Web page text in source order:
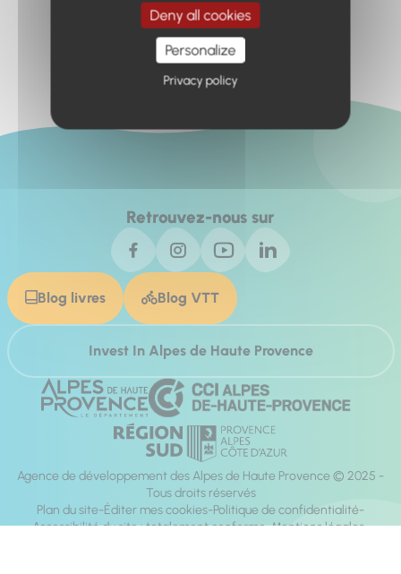
Retrouvez-nous sur
Blog livres Blog VTT
Invest In Alpes de Haute Provence
Agence de développement des Alpes de Haute Provence © 2025 -
Tous droits réservés
Plan du site Éditer mes cookies Politique de confidentialité
Accessibilité du site : totalement conforme Mentions légales
Deny all cookies
Personalize
Privacy policy